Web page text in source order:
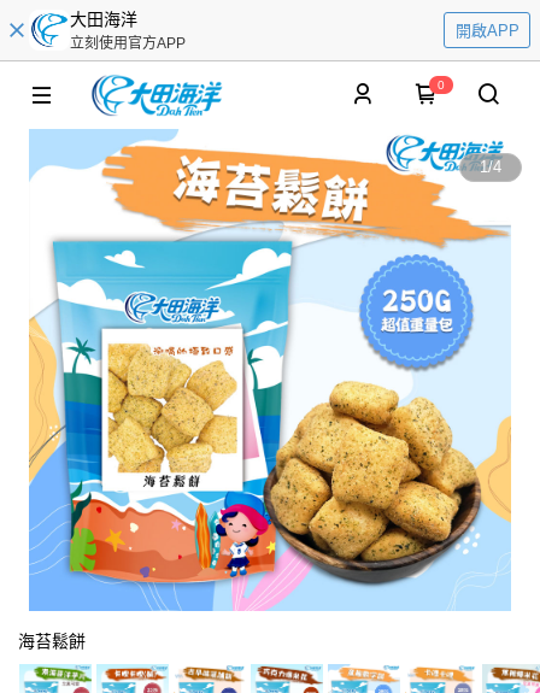
大田海洋
立刻使用官方APP
開啟APP
0
1/4
海苔鬆餅